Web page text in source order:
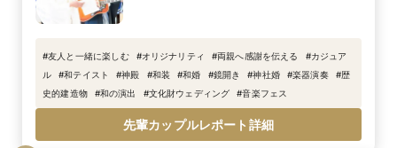
#友人と一緒に楽しむ #オリジナリティ #両親へ感謝を伝える #カジュア
ル
#和テイスト #神殿 #和装 #和婚 #鏡開き #神社婚 #楽器演奏 #歴
史的建造物
#和の演出 #文化財ウェディング #音楽フェス
先輩カップルレポート詳細